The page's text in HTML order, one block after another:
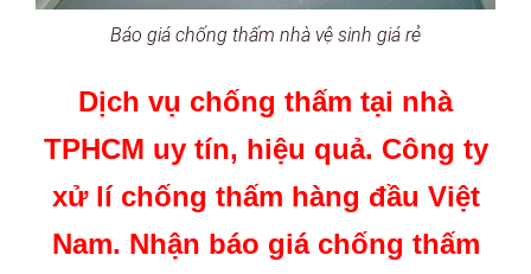
Báo giá chống thấm nhà vệ sinh giá rẻ
Dịch vụ chống thấm tại nhà
TPHCM uy tín, hiệu quả. Công ty
xử lí chống thấm hàng đầu Việt
Nam. Nhận báo giá chống thấm